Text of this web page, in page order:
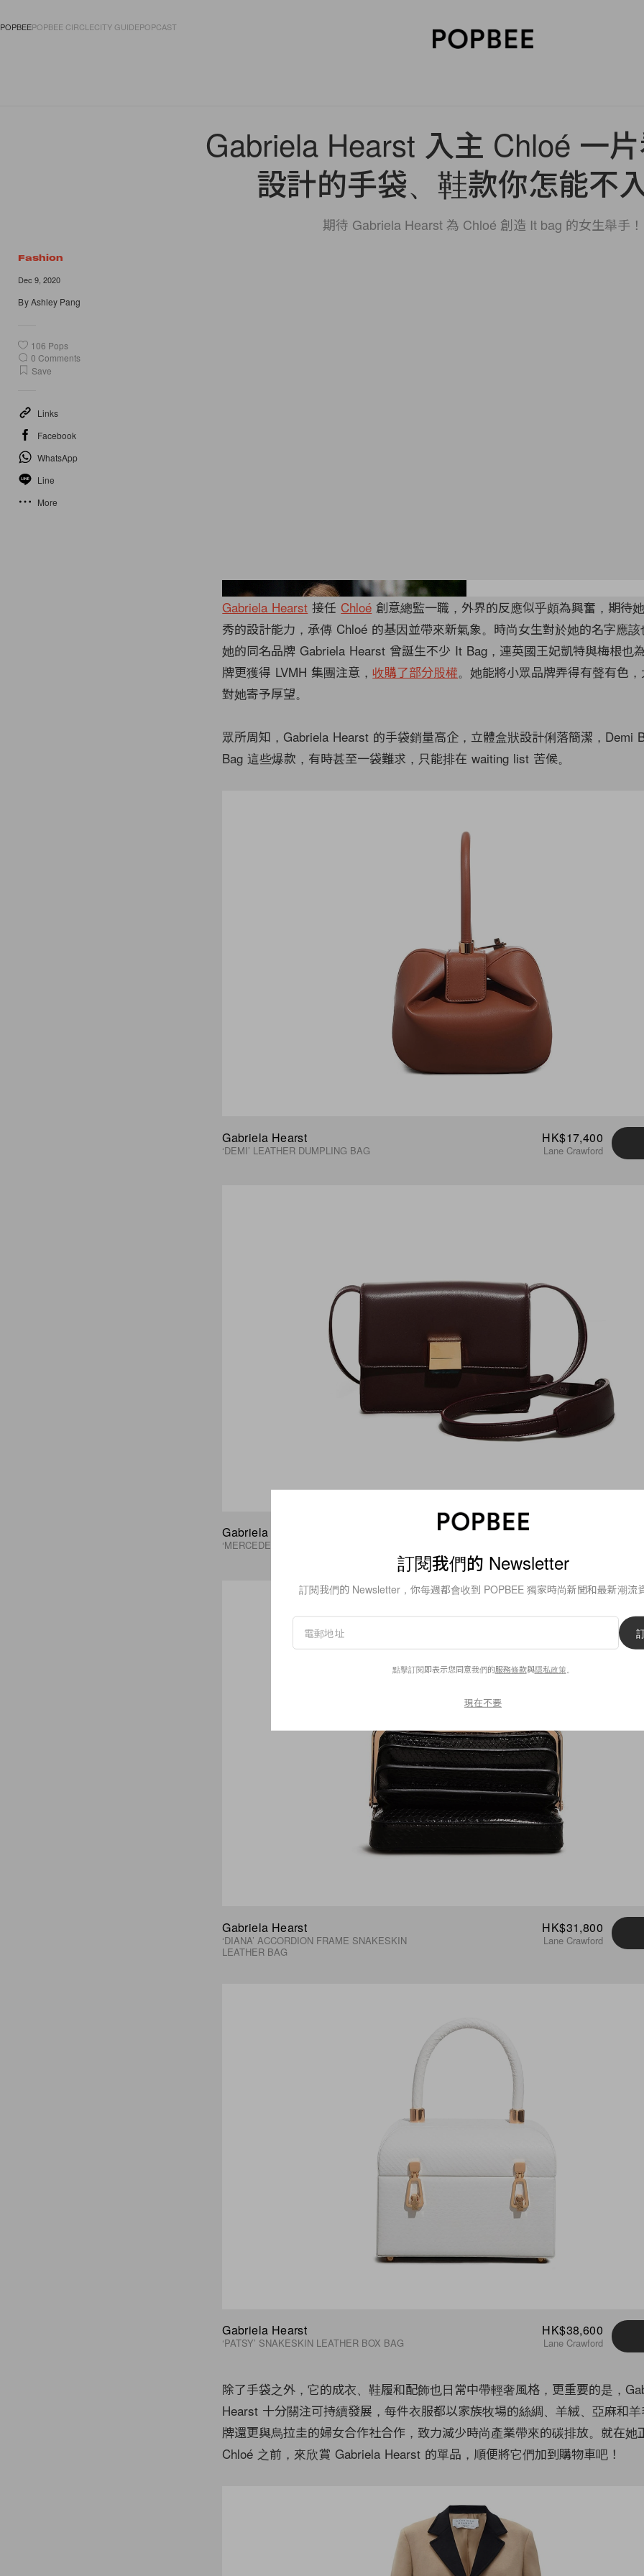
POPBEEPOPBEE CIRCLECITY GUIDEPOPCAST
Gabriela Hearst 入主 Chloé 一
設計的手袋、鞋款你怎能不
期待 Gabriela Hearst 為 Chloé 創造 It bag 的女生舉手！
Fashion
Dec 9, 2020
ByAshley Pang
106 Pops
0 Comments
Save
Links
Facebook
WhatsApp
Line
More
Gabriela Hearst 接任 Chloé 創意總監一職，外界的反應似乎頗為興奮，期待
秀的設計能力，承傳 Chloé 的基因並帶來新氣象。時尚女生對於她的名字應
她的同名品牌 Gabriela Hearst 曾誕生不少 It Bag，連英國王妃凱特與梅根也
牌更獲得 LVMH 集團注意，收購了部分股權。她能將小眾品牌弄得有聲有色
對她寄予厚望。
眾所周知，Gabriela Hearst 的手袋銷量高企，立體盒狀設計俐落簡潔，Demi
Bag 這些爆款，有時甚至一袋難求，只能排在 waiting list 苦候。
Gabriela Hearst
‘DEMI’ LEATHER DUMPLING BAG
HK$17,400
Lane Crawford
Gabriela Hearst
‘MERCEDES’ MESSENGER LEATHER BAG
Gabriela Hearst
‘DIANA’ ACCORDION FRAME SNAKESKIN
LEATHER BAG
HK$31,800
Lane Crawford
Gabriela Hearst
‘PATSY’ SNAKESKIN LEATHER BOX BAG
HK$38,600
Lane Crawford
除了手袋之外，它的成衣、鞋履和配飾也日常中帶輕奢風格，更重要的是，
Hearst 十分關注可持續發展，每件衣服都以家族牧場的絲綢、羊絨、亞麻和
牌還更與烏拉圭的婦女合作社合作，致力減少時尚產業帶來的碳排放。就在她
Chloé 之前，來欣賞 Gabriela Hearst 的單品，順便將它們加到購物車吧！
訂閱我們的 Newsletter
訂閱我們的 Newsletter，你每週都會收到 POPBEE 獨家時尚新聞和最新潮流
點擊訂閱即表示您同意我們的服務條款與隱私政策。
現在不要